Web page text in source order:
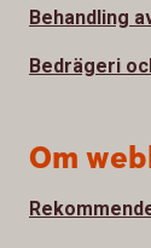
Behandling
Bedrägeri
Om